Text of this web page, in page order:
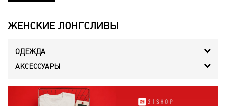
ЖЕНСКИЕ ЛОНГСЛИВЫ
ОДЕЖДА
АКСЕССУАРЫ